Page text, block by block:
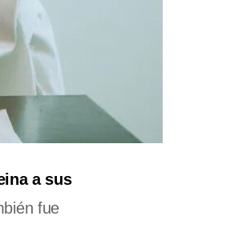
a sus
fue